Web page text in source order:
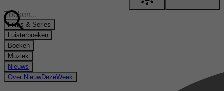
Films & Series
Luisterboeken
Boeken
Muziek
Nieuws
Over NieuwDezeWeek